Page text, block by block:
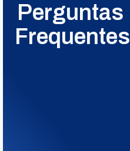
Perguntas
Frequentes